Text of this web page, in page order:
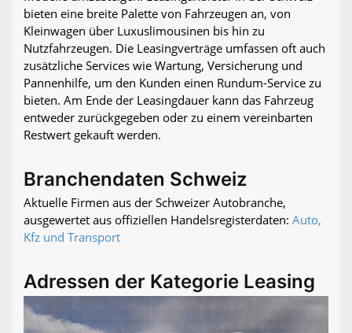
bieten eine breite Palette von Fahrzeugen an, von
Kleinwagen über Luxuslimousinen bis hin zu
Nutzfahrzeugen. Die Leasingverträge umfassen oft auch
zusätzliche Services wie Wartung, Versicherung und
Pannenhilfe, um den Kunden einen Rundum-Service zu
bieten. Am Ende der Leasingdauer kann das Fahrzeug
entweder zurückgegeben oder zu einem vereinbarten
Restwert gekauft werden.
Branchendaten Schweiz
Aktuelle Firmen aus der Schweizer Autobranche,
ausgewertet aus offiziellen Handelsregisterdaten: Auto,
Kfz und Transport
Adressen der Kategorie Leasing